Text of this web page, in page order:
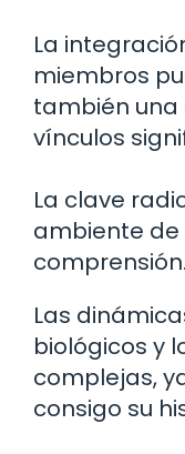
La
miembros
también
vínculos
La clave
ambiente
comprensión.
Las
biológicos y
complejas,
consigo su